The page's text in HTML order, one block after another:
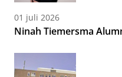
01 juli 2026
Ninah Tiemersma